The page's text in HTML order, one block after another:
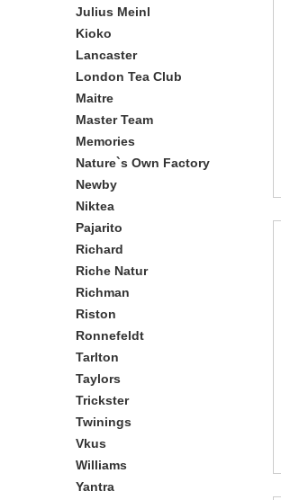
Julius Meinl
Kioko
Lancaster
London Tea Club
Maitre
Master Team
Memories
Nature`s Own Factory
Newby
Niktea
Pajarito
Richard
Riche Natur
Richman
Riston
Ronnefeldt
Tarlton
Taylors
Trickster
Twinings
Vkus
Williams
Yantra